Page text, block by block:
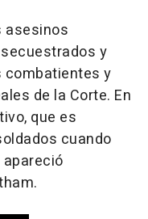
asesinos
y
combatientes y
de la Corte. En
que es
cuando